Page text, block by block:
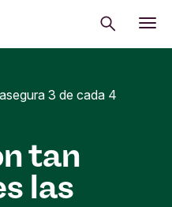
Buscar
3 de cada 4
tan
las